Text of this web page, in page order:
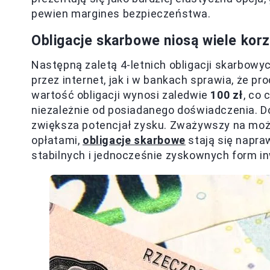
pewien margines bezpieczeństwa.
Obligacje skarbowe niosą wiele
Następną zaletą 4-letnich obligacji
przez internet, jak i w bankach sprawia, że
wartość obligacji wynosi zaledwie 100 zł, co
niezależnie od posiadanego doświadczenia.
zwiększa potencjał zysku. Zważywszy na
opłatami, obligacje skarbowe stają się
stabilnych i jednocześnie zyskownych form